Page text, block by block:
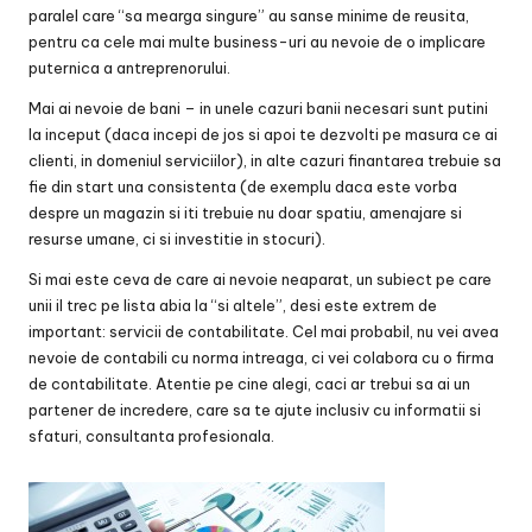
paralel care “sa mearga singure” au sanse minime de reusita,
pentru ca cele mai multe business-uri au nevoie de o implicare
puternica a antreprenorului.
Mai ai nevoie de bani – in unele cazuri banii necesari sunt putini
la inceput (daca incepi de jos si apoi te dezvolti pe masura ce ai
clienti, in domeniul serviciilor), in alte cazuri finantarea trebuie sa
fie din start una consistenta (de exemplu daca este vorba
despre un magazin si iti trebuie nu doar spatiu, amenajare si
resurse umane, ci si investitie in stocuri).
Si mai este ceva de care ai nevoie neaparat, un subiect pe care
unii il trec pe lista abia la “si altele”, desi este extrem de
important: servicii de contabilitate. Cel mai probabil, nu vei avea
nevoie de contabili cu norma intreaga, ci vei colabora cu o firma
de contabilitate. Atentie pe cine alegi, caci ar trebui sa ai un
partener de incredere, care sa te ajute inclusiv cu informatii si
sfaturi, consultanta profesionala.